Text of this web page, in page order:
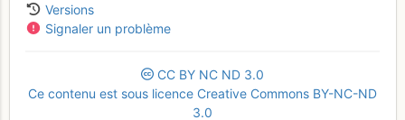
Versions
Signaler un problème
CC BY NC ND 3.0
Ce contenu est sous licence Creative Commons BY-NC-ND
3.0